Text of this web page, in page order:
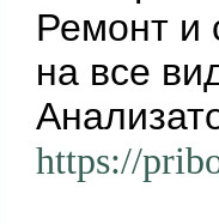
Ремонт и
на все
https://